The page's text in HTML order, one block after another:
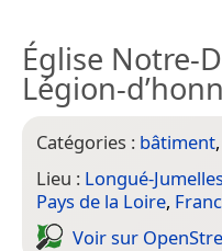
Église Notre-
Légion-
Catégories : bâtiment,
Lieu : Longué-Jumelles
Pays de la Loire,
Voir sur